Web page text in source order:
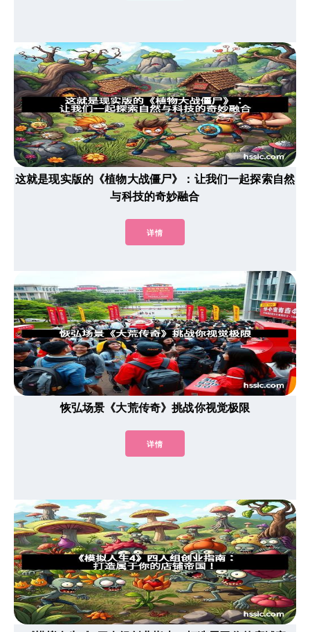
这就是现实版的《植物大战僵尸》：让我们一起探索自然
与科技的奇妙融合
详情
恢弘场景《大荒传奇》挑战你视觉极限
详情